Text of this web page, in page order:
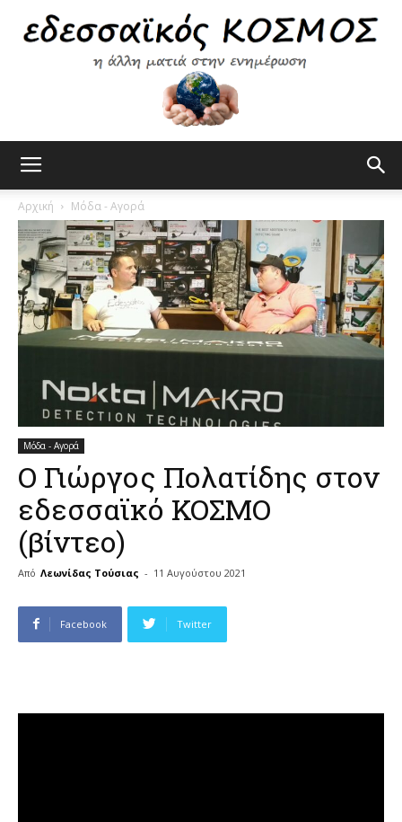
Κόσμος
Αρχική Μόδα - Αγορά
Μόδα - Αγορά
Ο Γιώργος Πολατίδης στον
εδεσσαϊκό ΚΟΣΜΟ
(βίντεο)
Από Λεωνίδας Τούσιας - 11 Αυγούστου 2021
Facebook Twitter